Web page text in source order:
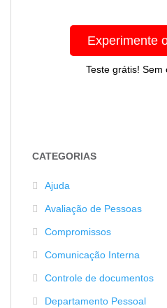
Experimente
Teste grátis! Sem
CATEGORIAS
Ajuda
Avaliação de Pessoas
Compromissos
Comunicação Interna
Controle de documentos
Departamento Pessoal